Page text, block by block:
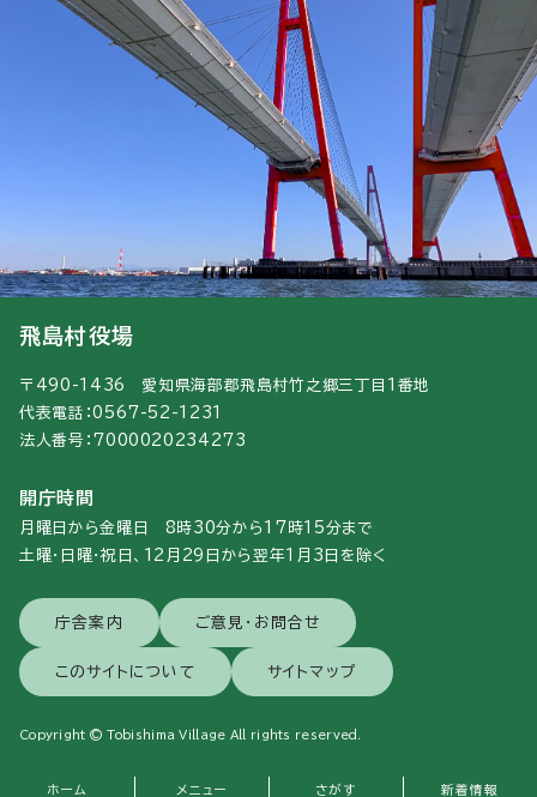
メニュー さがす 新着情報
ホーム
飛島村役場
〒490-1436 愛知県海部郡飛島村竹之郷三丁目1番地
代表電話：0567-52-1231
法人番号：7000020234273
開庁時間
月曜日から金曜日 8時30分から17時15分まで
土曜・日曜・祝日、12月29日から翌年1月3日を除く
庁舎案内 ご意見・お問合せ
このサイトについて サイトマップ
Copyright © Tobishima Village All rights reserved.